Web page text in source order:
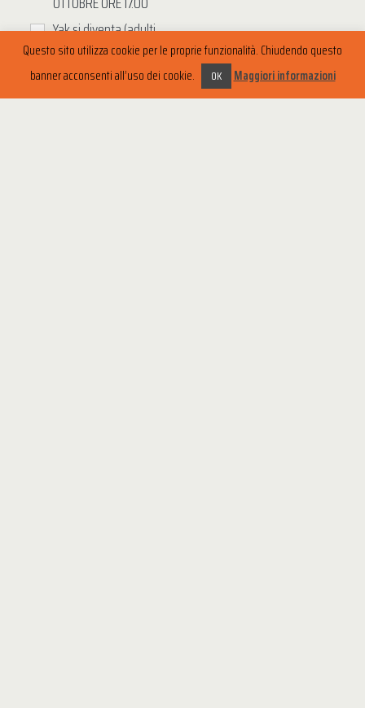
Yak si diventa (adulti
base) 30 SETTEMBRE ORE
20.30
mercoledì) 8 OTTOBRE
Questo sito utilizza cookie per le proprie funzionalità. Chiudendo questo
banner acconsenti all’uso dei cookie.
OK Maggiori informazioni